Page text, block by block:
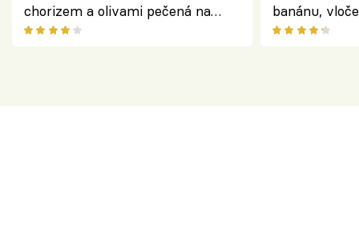
chorizem a olivami pečená na
letní zelenině – šťavnaté maso s
banánu,
snídaně do